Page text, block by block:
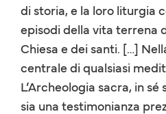
di storia, e la loro liturgia
episodi della vita terrena
Chiesa e dei santi. […]
centrale di qualsiasi
L’Archeologia sacra, in
sia una testimonianza